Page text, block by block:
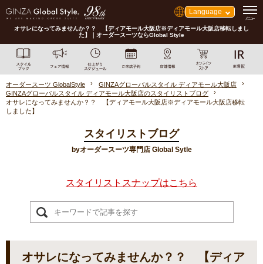
Language
オサレになってみませんか？？ 【ディアモール大阪店※ディアモール大阪店移転しまし
た】｜オーダースーツならGlobal Style
オーダースーツ GlobalStyle
GINZAグローバルスタイル ディアモール大阪店
GINZAグローバルスタイル ディアモール大阪店のスタイリストブログ
オサレになってみませんか？？ 【ディアモール大阪店※ディアモール大阪店移転
しました】
スタイリストブログ
byオーダースーツ専門店 Global Sytle
スタイリストスナップはこちら
オサレになってみませんか？？ 【ディア